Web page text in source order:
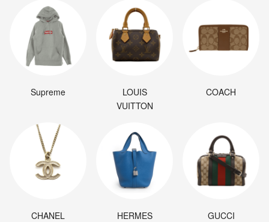
Supreme
LOUIS
VUITTON
COACH
CHANEL HERMES GUCCI